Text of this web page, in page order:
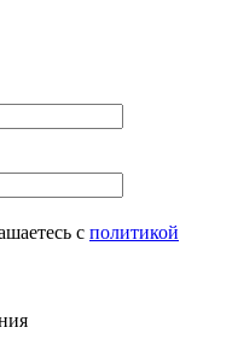
c политикой